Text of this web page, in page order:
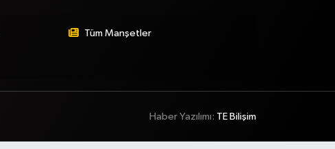
Tüm Manşetler
Haber Yazılımı: TE Bilişim